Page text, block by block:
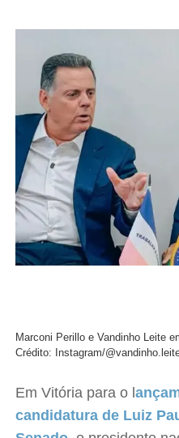
Marconi Perillo e Vandinho Leite
Crédito: Instagram/
Em Vitória para o l
candidatura de Luiz